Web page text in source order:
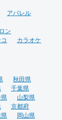
アパレル
ン
カラオケ
秋田県
千葉県
山梨県
京都府
岡山県